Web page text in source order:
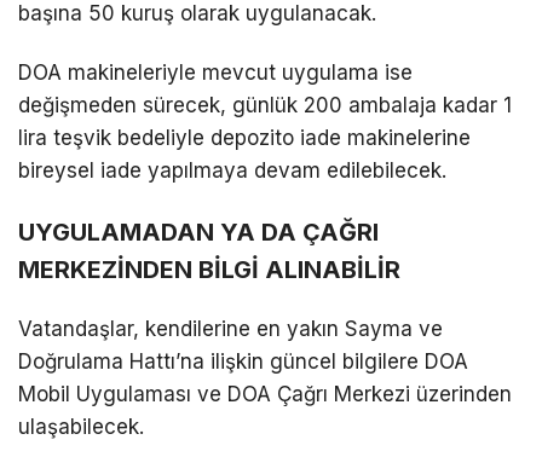
başına 50 kuruş olarak uygulanacak.
DOA makineleriyle mevcut uygulama ise
değişmeden sürecek, günlük 200 ambalaja kadar 1
lira teşvik bedeliyle depozito iade makinelerine
bireysel iade yapılmaya devam edilebilecek.
UYGULAMADAN YA DA ÇAĞRI
MERKEZİNDEN BİLGİ ALINABİLİR
Vatandaşlar, kendilerine en yakın Sayma ve
Doğrulama Hattı’na ilişkin güncel bilgilere DOA
Mobil Uygulaması ve DOA Çağrı Merkezi üzerinden
ulaşabilecek.